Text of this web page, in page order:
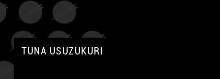
TUNA USUZUKURI